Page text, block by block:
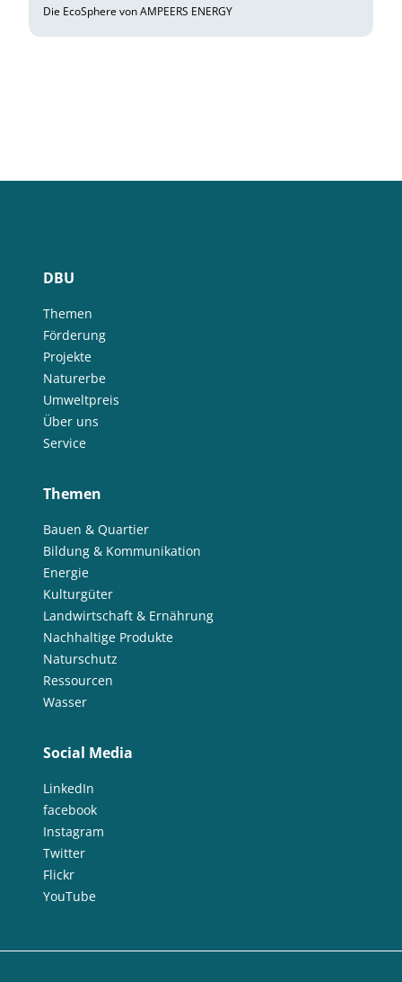
Die EcoSphere von AMPEERS ENERGY
DBU
Themen
Förderung
Projekte
Naturerbe
Umweltpreis
Über uns
Service
Themen
Bauen & Quartier
Bildung & Kommunikation
Energie
Kulturgüter
Landwirtschaft & Ernährung
Nachhaltige Produkte
Naturschutz
Ressourcen
Wasser
Social Media
LinkedIn
facebook
Instagram
Twitter
Flickr
YouTube